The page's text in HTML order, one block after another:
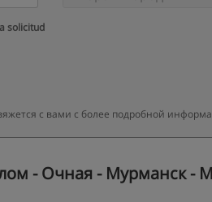
solicitud
с вами с более подробной
- Очная - Мурманск -